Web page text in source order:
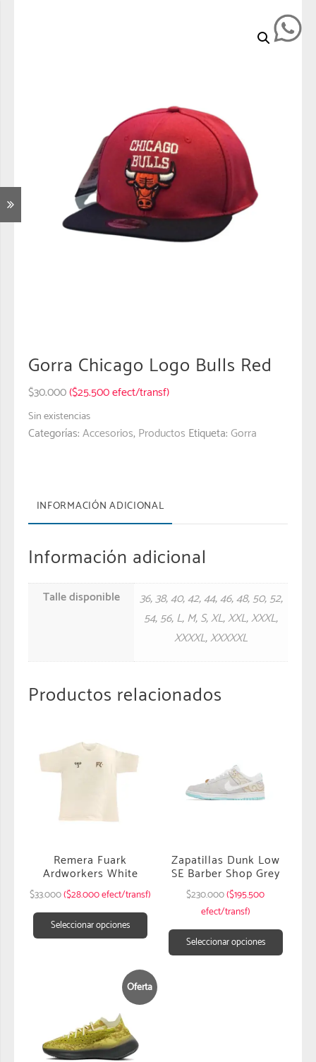
Gorra Chicago Logo Bulls Red
$30.000($25.500 efect/transf)
Sin existencias
Categorías:Accesorios,Productos Etiqueta:Gorra
INFORMACIÓN ADICIONAL
Información adicional
Talle disponible 36,38,40,42,44,46,48,50,52,
54,56,L,M,S,XL,XXL,XXXL,
XXXXL,XXXXXL
Productos relacionados
Remera Fuark
Ardworkers White
$33.000($28.000 efect/transf)
Seleccionar opciones
Zapatillas Dunk Low
SE Barber Shop Grey
$230.000($195.500
efect/transf)
Seleccionar opciones
Oferta